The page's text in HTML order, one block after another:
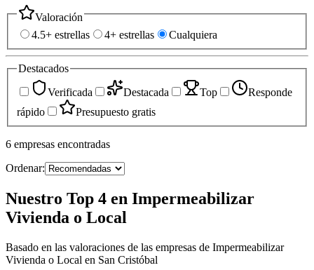
Valoración
4.5+ estrellas
4+ estrellas Cualquiera
Destacados
Verificada
Destacada Top
Responde
rápido
Presupuesto gratis
6 empresas encontradas
Ordenar:
Nuestro Top 4 en Impermeabilizar
Vivienda o Local
Basado en las valoraciones de las empresas de Impermeabilizar
Vivienda o Local en San Cristóbal